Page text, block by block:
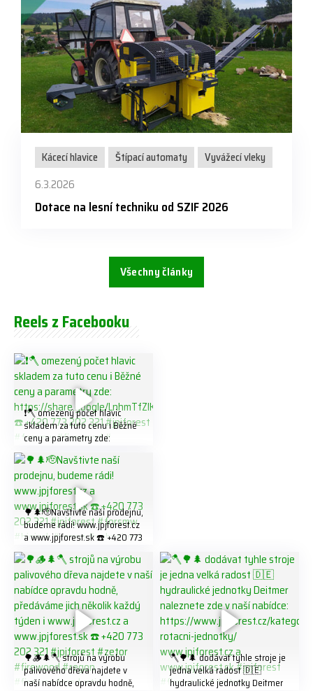
Kácecí hlavice Štípací automaty
Vyvážecí vleky
6.3.2026
Dotace na lesní techniku od SZIF 2026
Všechny články
Reels z Facebooku
❗️🪓 omezený počet hlavic
skladem za tuto cenu ℹ️ Běžné
ceny a parametry zde:
K8W5t7i6o ☎️ +420 773 202
321 #jpjforest #forsmw
#firewood #
🌳🌲🫡Navštivte naší prodejnu,
budeme rádi! www.jpjforest.cz
a www.jpjforest.sk ☎️ +420 773
#biojack #regon #vahvajussi
🌳🪵🌲🪓 strojů na výrobu
palivového dřeva najdete v
naší nabídce opravdu hodně,
🪓🌳🌲 dodávat tyhle stroje je
jedna velká radost 🇩🇪
hydraulické jednotky Deitmer